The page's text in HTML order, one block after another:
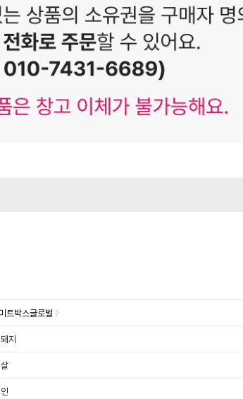
트박스글로벌
지